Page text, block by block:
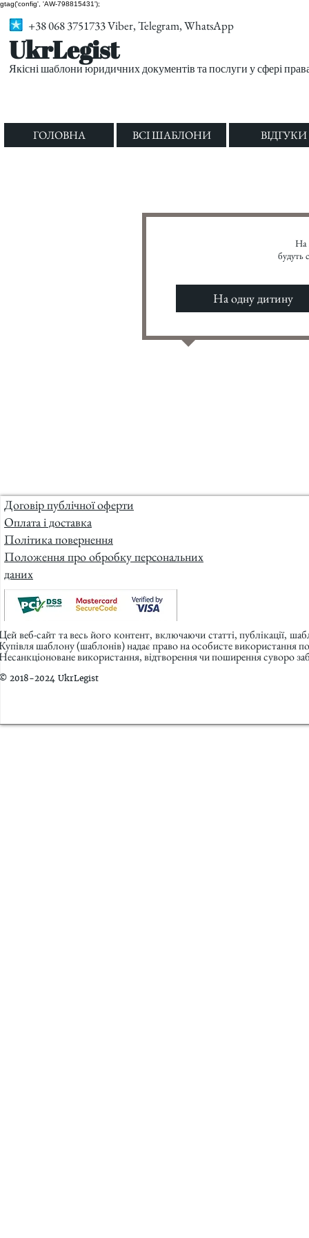
gtag('config', 'AW-798815431');
+38 068 3751733 Viber, Telegram, WhatsApp
UkrLegist
Якісні шаблони юридичних документів та послуги у сфері
ГОЛОВНА ВСІ ШАБЛОНИ ВІДГУКИ
На
будуть
На одну дитину
Договір публічної оферти
Оплата і доставка
Політика повернення
Положення про обробку персональних
даних
веб-сайт та весь його контент, включаючи статті, публікації,
шаблону (шаблонів) надає право на особисте використання
використання, відтворення чи поширення суворо
2018-2024 UkrLegist